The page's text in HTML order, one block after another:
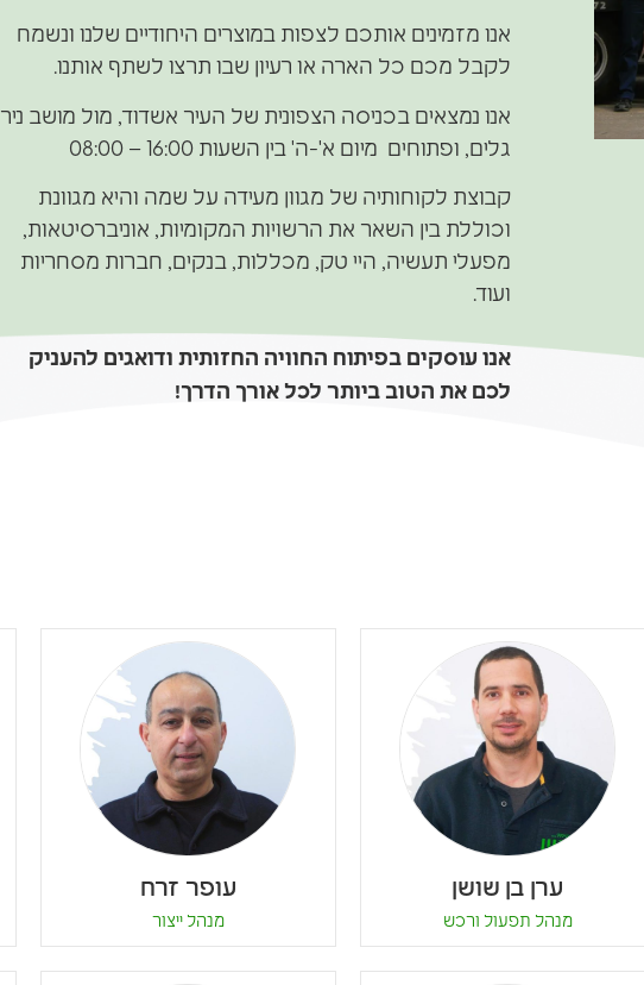
אנו מזמינים אותכם לצפות במוצרים היחודיים שלנו ונשמח
לקבל מכם כל הארה או רעיון שבו תרצו לשתף אותנו.
אנו נמצאים בכניסה הצפונית של העיר אשדוד, מול מושב ניר
גלים, ופתוחים מיום א'-ה' בין השעות 16:00 – 08:00
קבוצת לקוחותיה של מגוון מעידה על שמה והיא מגוונת
וכוללת בין השאר את הרשויות המקומיות, אוניברסיטאות,
מפעלי תעשיה, היי טק, מכללות, בנקים, חברות מסחריות
ועוד.
אנו עוסקים בפיתוח החוויה החזותית ודואגים להעניק
לכם את הטוב ביותר לכל אורך הדרך!
ערן בן שושן
מנהל תפעול ורכש
עופר זרח
מנהל ייצור